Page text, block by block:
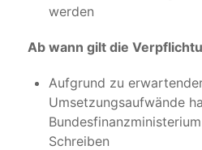
werden
Ab wann gilt die
Aufgrund zu
Umsetzungsaufwände
Schreiben